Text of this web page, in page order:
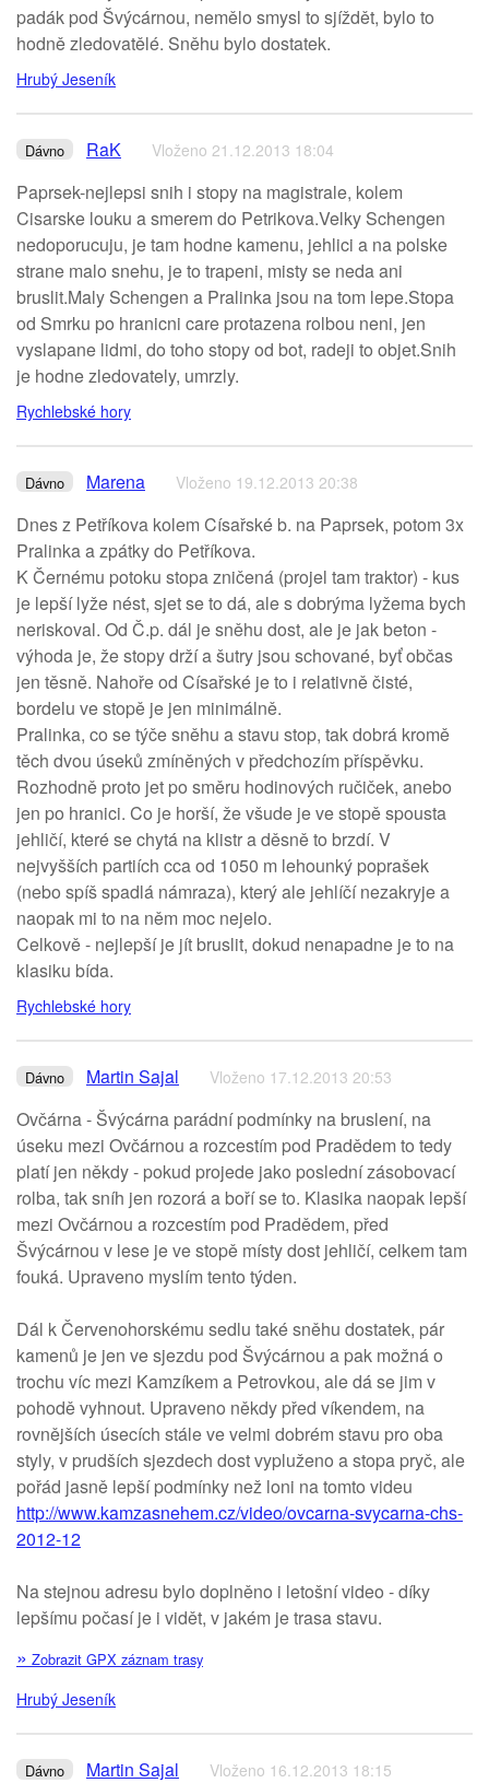
padák pod Švýcárnou, nemělo smysl to sjíždět, bylo to
hodně zledovatělé. Sněhu bylo dostatek.
Hrubý Jeseník
Dávno RaK Vloženo 21.12.2013 18:04
Paprsek-nejlepsi snih i stopy na magistrale, kolem
Cisarske louku a smerem do Petrikova.Velky Schengen
nedoporucuju, je tam hodne kamenu, jehlici a na polske
strane malo snehu, je to trapeni, misty se neda ani
bruslit.Maly Schengen a Pralinka jsou na tom lepe.Stopa
od Smrku po hranicni care protazena rolbou neni, jen
vyslapane lidmi, do toho stopy od bot, radeji to objet.Snih
je hodne zledovately, umrzly.
Rychlebské hory
Dávno Marena Vloženo 19.12.2013 20:38
Dnes z Petříkova kolem Císařské b. na Paprsek, potom 3x
Pralinka a zpátky do Petříkova.
K Černému potoku stopa zničená (projel tam traktor) - kus
je lepší lyže nést, sjet se to dá, ale s dobrýma lyžema bych
neriskoval. Od Č.p. dál je sněhu dost, ale je jak beton -
výhoda je, že stopy drží a šutry jsou schované, byť občas
jen těsně. Nahoře od Císařské je to i relativně čisté,
bordelu ve stopě je jen minimálně.
Pralinka, co se týče sněhu a stavu stop, tak dobrá kromě
těch dvou úseků zmíněných v předchozím příspěvku.
Rozhodně proto jet po směru hodinových ručiček, anebo
jen po hranici. Co je horší, že všude je ve stopě spousta
jehličí, které se chytá na klistr a děsně to brzdí. V
nejvyšších partiích cca od 1050 m lehounký poprašek
(nebo spíš spadlá námraza), který ale jehlíčí nezakryje a
naopak mi to na něm moc nejelo.
Celkově - nejlepší je jít bruslit, dokud nenapadne je to na
klasiku bída.
Rychlebské hory
Dávno Martin Sajal Vloženo 17.12.2013 20:53
Ovčárna - Švýcárna parádní podmínky na bruslení, na
úseku mezi Ovčárnou a rozcestím pod Pradědem to tedy
platí jen někdy - pokud projede jako poslední zásobovací
rolba, tak sníh jen rozorá a boří se to. Klasika naopak lepší
mezi Ovčárnou a rozcestím pod Pradědem, před
Švýcárnou v lese je ve stopě místy dost jehličí, celkem tam
fouká. Upraveno myslím tento týden.
Dál k Červenohorskému sedlu také sněhu dostatek, pár
kamenů je jen ve sjezdu pod Švýcárnou a pak možná o
trochu víc mezi Kamzíkem a Petrovkou, ale dá se jim v
pohodě vyhnout. Upraveno někdy před víkendem, na
rovnějších úsecích stále ve velmi dobrém stavu pro oba
styly, v prudších sjezdech dost vypluženo a stopa pryč, ale
pořád jasně lepší podmínky než loni na tomto videu
http://www.kamzasnehem.cz/video/ovcarna-svycarna-chs-
2012-12
Na stejnou adresu bylo doplněno i letošní video - díky
lepšímu počasí je i vidět, v jakém je trasa stavu.
» Zobrazit GPX záznam trasy
Hrubý Jeseník
Dávno Martin Sajal Vloženo 16.12.2013 18:15